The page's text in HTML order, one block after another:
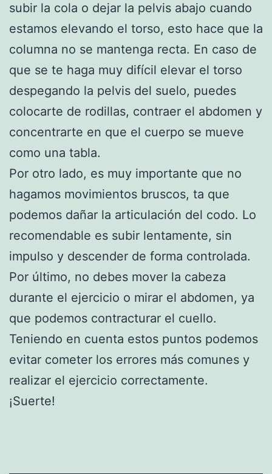
subir la cola o dejar la pelvis abajo cuando
estamos elevando el torso, esto hace que la
columna no se mantenga recta. En caso de
que se te haga muy difícil elevar el torso
despegando la pelvis del suelo, puedes
colocarte de rodillas, contraer el abdomen y
concentrarte en que el cuerpo se mueve
como una tabla.
Por otro lado, es muy importante que no
hagamos movimientos bruscos, ta que
podemos dañar la articulación del codo. Lo
recomendable es subir lentamente, sin
impulso y descender de forma controlada.
Por último, no debes mover la cabeza
durante el ejercicio o mirar el abdomen, ya
que podemos contracturar el cuello.
Teniendo en cuenta estos puntos podemos
evitar cometer los errores más comunes y
realizar el ejercicio correctamente.
¡Suerte!